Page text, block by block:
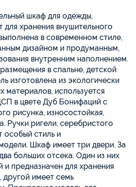
шкаф для одежды,
для хранения внушительного
в современном стиле,
дизайном и продуманным,
внутренним наполнением.
в спальне, детской
изготовлена из экологически
материалов, используется
в цвете Дуб Бонифаций с
рисунка, износостойкая,
Ручки ригели, серебристого
особый стиль и
Шкаф имеет три двери. За
больших отсека. Один из них
предназначен для хранения
другой имеет семь